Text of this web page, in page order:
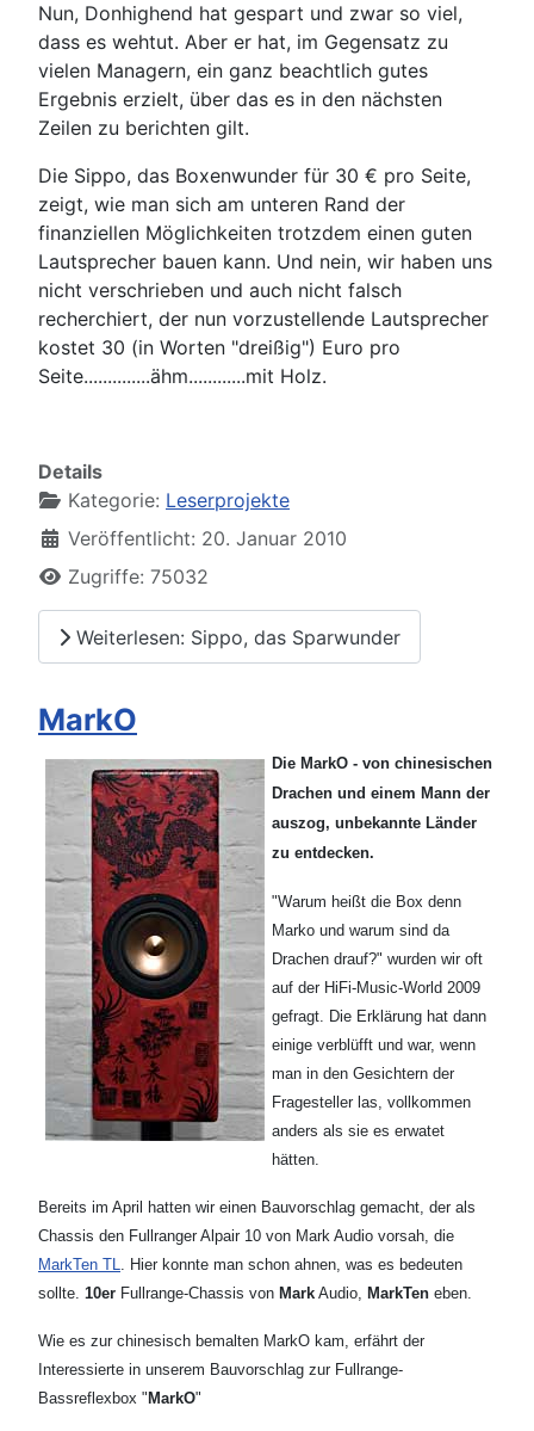
Nun, Donhighend hat gespart und zwar so viel,
dass es wehtut. Aber er hat, im Gegensatz zu
vielen Managern, ein ganz beachtlich gutes
Ergebnis erzielt, über das es in den nächsten
Zeilen zu berichten gilt.
Die Sippo, das Boxenwunder für 30 € pro Seite,
zeigt, wie man sich am unteren Rand der
finanziellen Möglichkeiten trotzdem einen guten
Lautsprecher bauen kann. Und nein, wir haben uns
nicht verschrieben und auch nicht falsch
recherchiert, der nun vorzustellende Lautsprecher
kostet 30 (in Worten "dreißig") Euro pro
Seite..............ähm............mit Holz.
Details
Kategorie: Leserprojekte
Veröffentlicht: 20. Januar 2010
Zugriffe: 75032
Weiterlesen: Sippo, das Sparwunder
MarkO
Die MarkO - von chinesischen
Drachen und einem Mann der
auszog, unbekannte Länder
zu entdecken.
"Warum heißt die Box denn
Marko und warum sind da
Drachen drauf?" wurden wir oft
auf der HiFi-Music-World 2009
gefragt. Die Erklärung hat dann
einige verblüfft und war, wenn
man in den Gesichtern der
Fragesteller las, vollkommen
anders als sie es erwatet
hätten.
Bereits im April hatten wir einen Bauvorschlag gemacht, der als
Chassis den Fullranger Alpair 10 von Mark Audio vorsah, die
MarkTen TL. Hier konnte man schon ahnen, was es bedeuten
sollte. 10er Fullrange-Chassis von Mark Audio, MarkTen eben.
Wie es zur chinesisch bemalten MarkO kam, erfährt der
Interessierte in unserem Bauvorschlag zur Fullrange-
Bassreflexbox " MarkO"